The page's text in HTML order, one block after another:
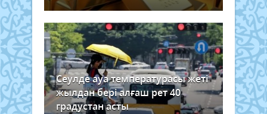
Сеулде ауа температурасы жеті
жылдан бері алғаш рет 40
градустан асты